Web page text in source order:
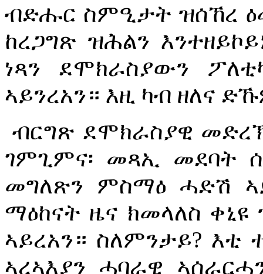
ብድሑር ስምዒታት ዝሰኸረ
ከረጋግጽ ዝሕልን
ነጻን ደሞክራስያውን
ኣይንረአን። እዚ ካብ ዘለና
ብርግጽ ደሞክራስያዊ
ገምጊምና፡ መጻኢ መደባት
መግለጽን ምስማዕ ሓድሽ
ማዕከናት ዜና ክመላለስ ቀኒዩ
ኣይረአን። ስለምንታይ? እቲ
ኣረኣእያን ሓባራዊ